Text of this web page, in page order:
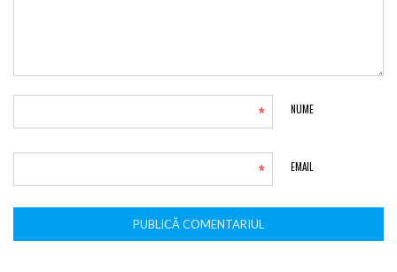
NUME
*
EMAIL
*